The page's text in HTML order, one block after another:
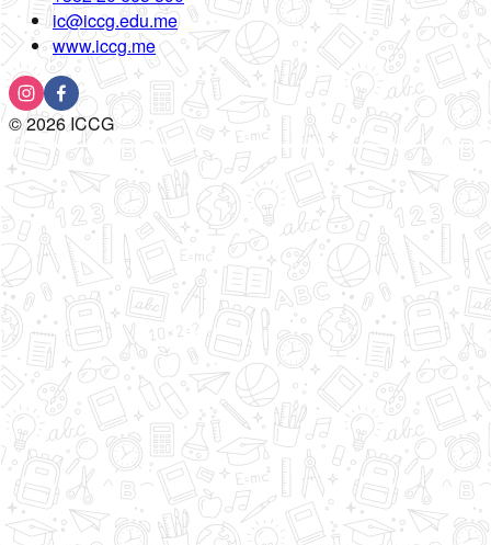
ic@iccg.edu.me
www.iccg.me
©2026ICCG